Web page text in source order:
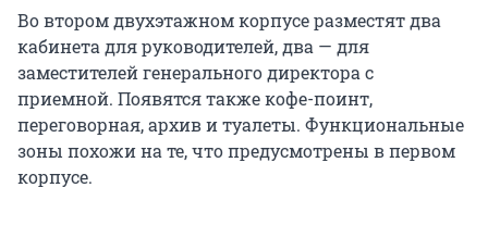
Во втором двухэтажном корпусе разместят два
кабинета для руководителей, два — для
заместителей генерального директора с
приемной. Появятся также кофе-поинт,
переговорная, архив и туалеты. Функциональные
зоны похожи на те, что предусмотрены в первом
корпусе.